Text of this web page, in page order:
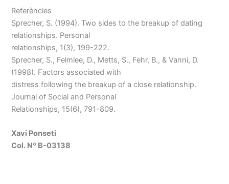
Referències
Sprecher, S. (1994). Two sides to the breakup of dating
relationships. Personal
relationships, 1(3), 199-222.
Sprecher, S., Felmlee, D., Metts, S., Fehr, B., & Vanni, D.
(1998). Factors associated with
distress following the breakup of a close relationship.
Journal of Social and Personal
Relationships, 15(6), 791-809.
Xavi Ponseti
Col. Nº B-03138